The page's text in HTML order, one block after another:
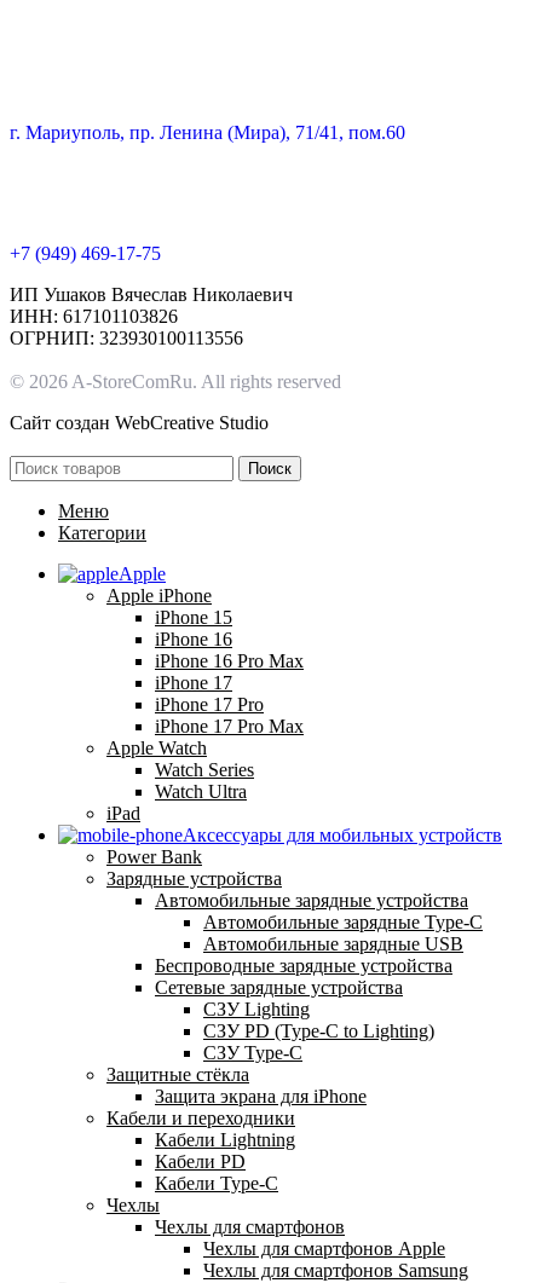
г. Мариуполь, пр. Ленина (Мира), 71/41, пом.60
+7 (949) 469-17-75
ИП Ушаков Вячеслав Николаевич
ИНН: 617101103826
ОГРНИП: 323930100113556
© 2026 A-StoreComRu. All rights reserved
Сайт создан WebCreative Studio
Поиск
Меню
Категории
Apple
Apple iPhone
iPhone 15
iPhone 16
iPhone 16 Pro Max
iPhone 17
iPhone 17 Pro
iPhone 17 Pro Max
Apple Watch
Watch Series
Watch Ultra
iPad
Аксессуары для мобильных устройств
Power Bank
Зарядные устройства
Автомобильные зарядные устройства
Автомобильные зарядные Type-C
Автомобильные зарядные USB
Беспроводные зарядные устройства
Сетевые зарядные устройства
СЗУ Lighting
СЗУ PD (Type-C to Lighting)
СЗУ Type-C
Защитные стёкла
Защита экрана для iPhone
Кабели и переходники
Кабели Lightning
Кабели PD
Кабели Type-C
Чехлы
Чехлы для смартфонов
Чехлы для смартфонов Apple
Чехлы для смартфонов Samsung